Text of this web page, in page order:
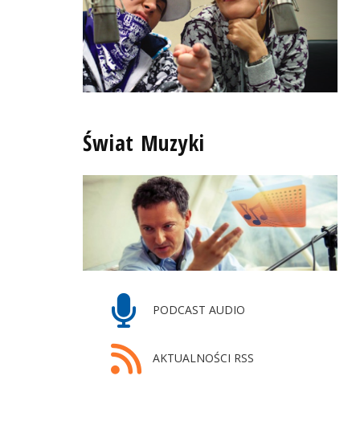
Świat Muzyki
PODCAST AUDIO
AKTUALNOŚCI RSS